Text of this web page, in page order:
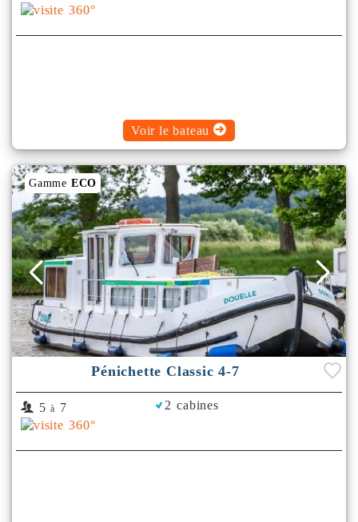
Voir le bateau
Gamme ECO
Pénichette Classic 4-7
5 à 7 2 cabines